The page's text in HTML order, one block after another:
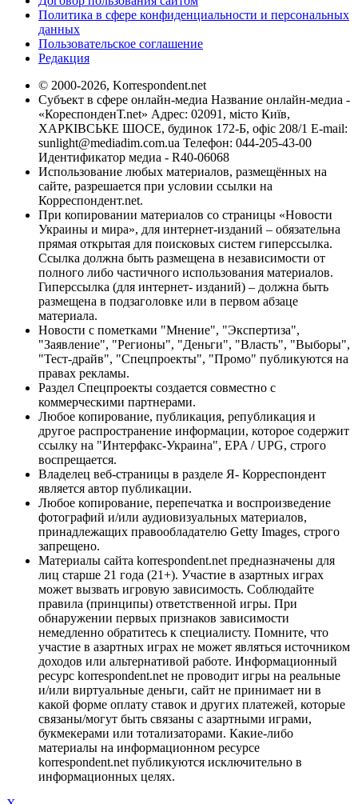
Политика в сфере конфиденциальности и персональных
данных
Пользовательское соглашение
Редакция
© 2000-2026, Korrespondent.net
Субъект в сфере онлайн-медиа Название онлайн-медиа -
«КореспонденТ.net» Адрес: 02091, місто Київ,
ХАРКІВСЬКЕ ШОСЕ, будинок 172-Б, офіс 208/1 E-mail:
sunlight@mediadim.com.ua Телефон: 044-205-43-00
Идентификатор медиа - R40-06068
Использование любых материалов, размещённых на
сайте, разрешается при условии ссылки на
Корреспондент.net.
При копировании материалов со страницы «Новости
Украины и мира», для интернет-изданий – обязательна
прямая открытая для поисковых систем гиперссылка.
Ссылка должна быть размещена в независимости от
полного либо частичного использования материалов.
Гиперссылка (для интернет- изданий) – должна быть
размещена в подзаголовке или в первом абзаце
материала.
Новости с пометками "Мнение", "Экспертиза",
"Заявление", "Регионы", "Деньги", "Власть", "Выборы",
"Тест-драйв", "Спецпроекты", "Промо" публикуются на
правах рекламы.
Раздел Спецпроекты создается совместно с
коммерческими партнерами.
Любое копирование, публикация, републикация и
другое распространение информации, которое содержит
ссылку на "Интерфакс-Украина", EPA / UPG, строго
воспрещается.
Владелец веб-страницы в разделе Я- Корреспондент
является автор публикации.
Любое копирование, перепечатка и воспроизведение
фотографий и/или аудиовизуальных материалов,
принадлежащих правообладателю Getty Images, строго
запрещено.
Материалы сайта korrespondent.net предназначены для
лиц старше 21 года (21+). Участие в азартных играх
может вызвать игровую зависимость. Соблюдайте
правила (принципы) ответственной игры. При
обнаружении первых признаков зависимости
немедленно обратитесь к специалисту. Помните, что
участие в азартных играх не может являться источником
доходов или альтернативой работе. Информационный
ресурс korrespondent.net не проводит игры на реальные
и/или виртуальные деньги, сайт не принимает ни в
какой форме оплату ставок и других платежей, которые
связаны/могут быть связаны с азартными играми,
букмекерами или тотализаторами. Какие-либо
материалы на информационном ресурсе
korrespondent.net публикуются исключительно в
информационных целях.